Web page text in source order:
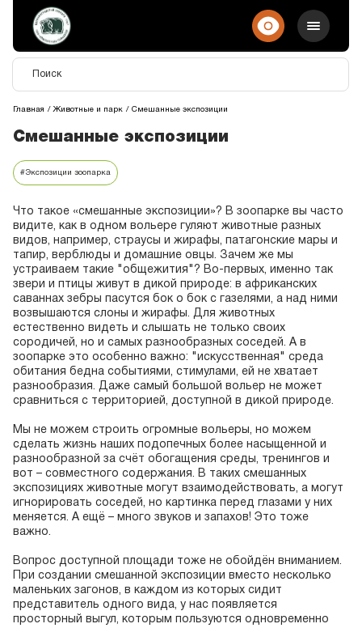
Главная Животные и парк Смешанные экспозиции
Смешанные экспозиции
#Экспозиции зоопарка
Что такое «смешанные экспозиции»? В зоопарке вы часто
видите, как в одном вольере гуляют животные разных
видов, например, страусы и жирафы, патагонские мары и
тапир, верблюды и домашние овцы. Зачем же мы
устраиваем такие "общежития"? Во-первых, именно так
звери и птицы живут в дикой природе: в африканских
саваннах зебры пасутся бок о бок с газелями, а над ними
возвышаются слоны и жирафы. Для животных
естественно видеть и слышать не только своих
сородичей, но и самых разнообразных соседей. А в
зоопарке это особенно важно: "искусственная" среда
обитания бедна событиями, стимулами, ей не хватает
разнообразия. Даже самый большой вольер не может
сравниться с территорией, доступной в дикой природе.
Мы не можем строить огромные вольеры, но можем
сделать жизнь наших подопечных более насыщенной и
разнообразной за счёт обогащения среды, тренингов и
вот – совместного содержания. В таких смешанных
экспозициях животные могут взаимодействовать, а могут
игнорировать соседей, но картинка перед глазами у них
меняется. А ещё – много звуков и запахов! Это тоже
важно.
Вопрос доступной площади тоже не обойдён вниманием.
При создании смешанной экспозиции вместо несколько
маленьких загонов, в каждом из которых сидит
представитель одного вида, у нас появляется
просторный выгул, которым пользуются одновременно